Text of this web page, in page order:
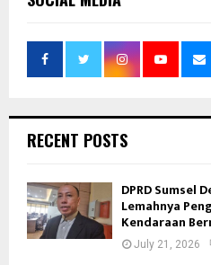
RECENT POSTS
DPRD Sumsel
Lemahnya
Kendaraan
July 21, 2026